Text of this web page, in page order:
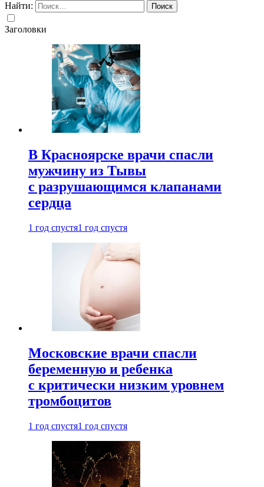
Найти:
Заголовки
В Красноярске врачи спасли
мужчину из Тывы
с разрушающимся клапанами
сердца
1 год спустя1 год спустя
Московские врачи спасли
беременную и ребенка
с критически низким уровнем
тромбоцитов
1 год спустя1 год спустя